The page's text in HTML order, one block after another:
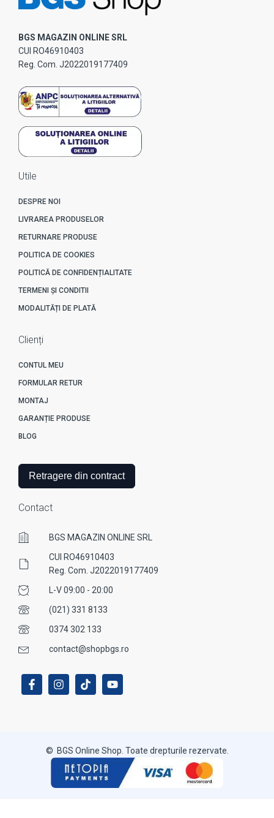
BGS MAGAZIN ONLINE SRL
CUI RO46910403
Reg. Com. J2022019177409
Utile
DESPRE NOI
LIVRAREA PRODUSELOR
RETURNARE PRODUSE
POLITICA DE COOKIES
POLITICĂ DE CONFIDENȚIALITATE
TERMENI ȘI CONDITII
MODALITĂȚI DE PLATĂ
Clienți
CONTUL MEU
FORMULAR RETUR
MONTAJ
GARANȚIE PRODUSE
BLOG
Retragere din contract
Contact
BGS MAGAZIN ONLINE SRL
CUI RO46910403
Reg. Com. J2022019177409
L-V 09:00 - 20:00
(021) 331 8133
0374 302 133
contact@shopbgs.ro
© BGS Online Shop. Toate drepturile rezervate.